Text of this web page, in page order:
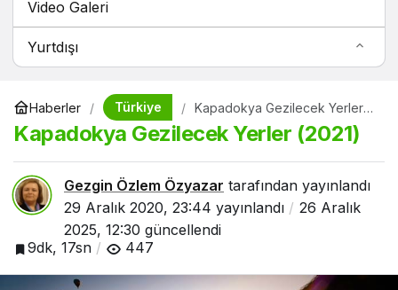
Video Galeri
Yurtdışı
Haberler Türkiye
Kapadokya Gezilecek Yerler
(2021)
Kapadokya Gezilecek Yerler (2021)
Gezgin Özlem Özyazar tarafından yayınlandı
29 Aralık 2020, 23:44 yayınlandı
26 Aralık
2025, 12:30 güncellendi
9dk, 17sn
447